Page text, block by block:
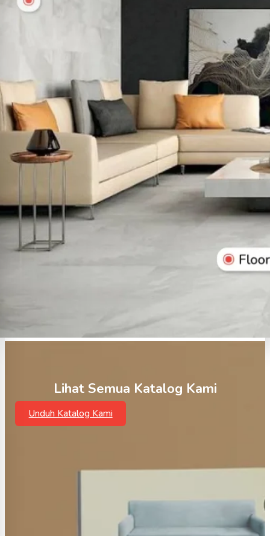
Lihat Semua Katalog Kami
Unduh Katalog Kami